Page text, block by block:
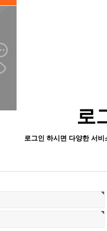
로
로그인 하시면 다양한 서